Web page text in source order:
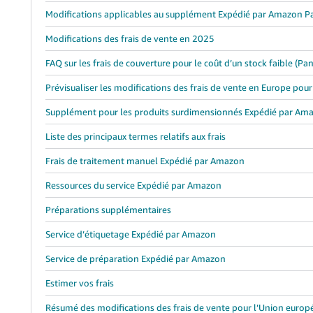
Modifications applicables au supplément Expédié par Amazon
Modifications des frais de vente en 2025
FAQ sur les frais de couverture pour le coût d’un stock faible
Prévisualiser les modifications des frais de vente en Europe
Supplément pour les produits surdimensionnés Expédié par
Liste des principaux termes relatifs aux frais
Frais de traitement manuel Expédié par Amazon
Ressources du service Expédié par Amazon
Préparations supplémentaires
Service d’étiquetage Expédié par Amazon
Service de préparation Expédié par Amazon
Estimer vos frais
Résumé des modifications des frais de vente pour l’Union